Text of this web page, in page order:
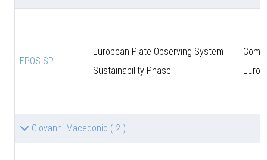
EPOS SP
European Plate Observing System
Sustainability Phase
Giovanni Macedonio ( 2 )